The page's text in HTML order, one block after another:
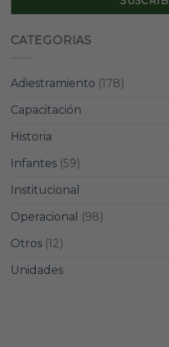
CATEGORIAS
Adiestramiento (178)
Capacitación
Historia
Infantes (59)
Institucional
Operacional
(98)
Otros (12)
Unidades